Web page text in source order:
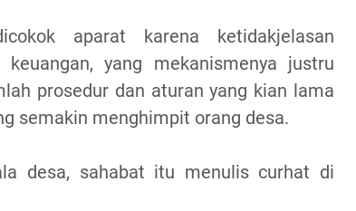
aparat karena ketidakjelasan
keuangan, yang mekanismenya justru
prosedur dan aturan yang kian lama
semakin menghimpit orang desa.
desa, sahabat itu menulis curhat di